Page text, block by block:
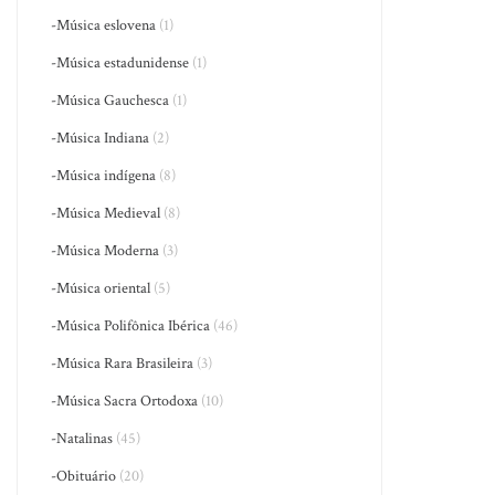
-Música eslovena (1)
-Música estadunidense (1)
-Música Gauchesca (1)
-Música Indiana (2)
-Música indígena (8)
-Música Medieval (8)
-Música Moderna (3)
-Música oriental (5)
-Música Polifônica Ibérica (46)
-Música Rara Brasileira (3)
-Música Sacra Ortodoxa (10)
-Natalinas (45)
-Obituário (20)